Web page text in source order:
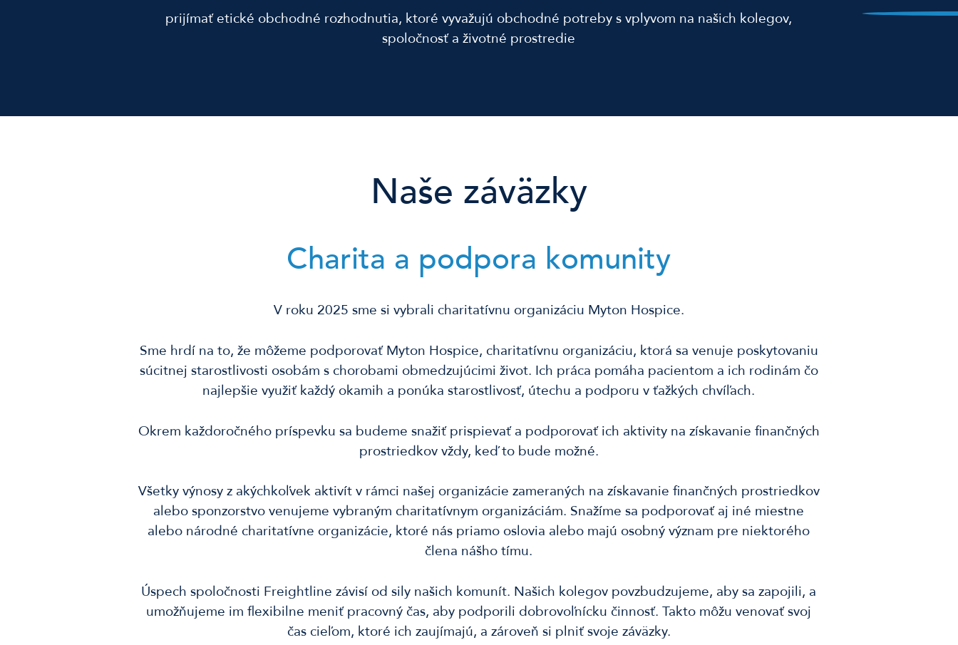
prijímať etické obchodné rozhodnutia, ktoré vyvažujú obchodné potreby s vplyvom na našich kolegov,
spoločnosť a životné prostredie
Naše záväzky
Charita a podpora komunity
V roku 2025 sme si vybrali charitatívnu organizáciu Myton Hospice.
Sme hrdí na to, že môžeme podporovať Myton Hospice, charitatívnu organizáciu, ktorá sa venuje poskytovaniu
súcitnej starostlivosti osobám s chorobami obmedzujúcimi život. Ich práca pomáha pacientom a ich rodinám čo
najlepšie využiť každý okamih a ponúka starostlivosť, útechu a podporu v ťažkých chvíľach.
Okrem každoročného príspevku sa budeme snažiť prispievať a podporovať ich aktivity na získavanie finančných
prostriedkov vždy, keď to bude možné.
Všetky výnosy z akýchkoľvek aktivít v rámci našej organizácie zameraných na získavanie finančných prostriedkov
alebo sponzorstvo venujeme vybraným charitatívnym organizáciám. Snažíme sa podporovať aj iné miestne
alebo národné charitatívne organizácie, ktoré nás priamo oslovia alebo majú osobný význam pre niektorého
člena nášho tímu.
Úspech spoločnosti Freightline závisí od sily našich komunít. Našich kolegov povzbudzujeme, aby sa zapojili, a
umožňujeme im flexibilne meniť pracovný čas, aby podporili dobrovoľnícku činnosť. Takto môžu venovať svoj
čas cieľom, ktoré ich zaujímajú, a zároveň si plniť svoje záväzky.